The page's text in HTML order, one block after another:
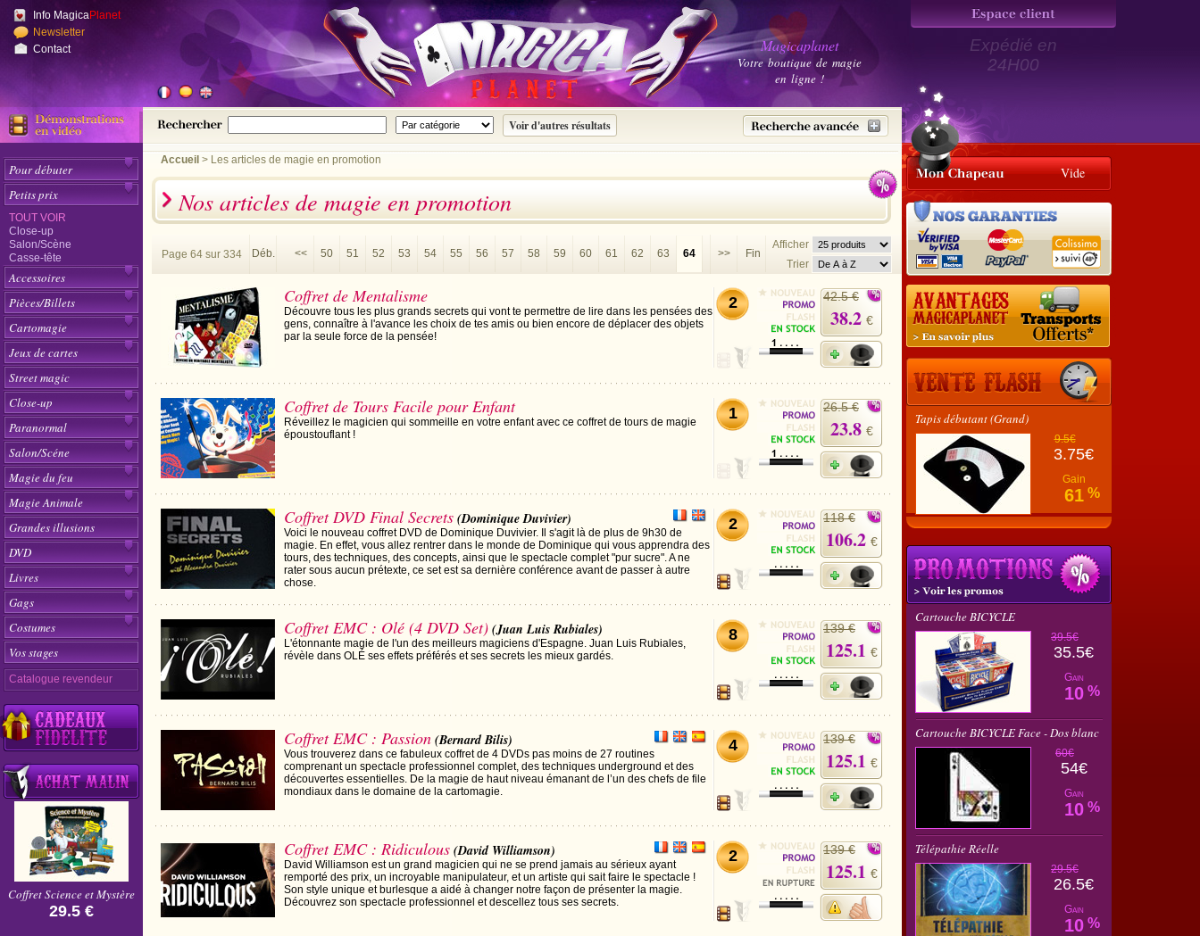
Expédié en
24H00
Info MagicaPlanet
Newsletter
Contact
Magicaplanet
Votre boutique de magie
en ligne !
Pour débuter
Petits prix
TOUT VOIR
Close-up
Salon/Scène
Casse-tête
Accessoires
Pièces/Billets
Cartomagie
Jeux de cartes
Street magic
Close-up
Paranormal
Salon/Scéne
Magie du feu
Magie Animale
Grandes illusions
DVD
Livres
Gags
Costumes
Vos stages
Catalogue revendeur
Coffret Science et Mystère
29.5 €
Accueil > Les articles de magie en promotion
Nos articles de magie en promotion
Page 64 sur 334 Déb. << 50 51 52 53 54 55 56 57 58 59 60 61 62 63 64 >> Fin
Afficher
Trier
Coffret de Mentalisme
Découvre tous les plus grands secrets qui vont te permettre de lire dans les pensées des
gens, connaître à l'avance les choix de tes amis ou bien encore de déplacer des objets
par la seule force de la pensée!
2 42.5 €
38.2 €
Coffret de Tours Facile pour Enfant
Réveillez le magicien qui sommeille en votre enfant avec ce coffret de tours de magie
époustouflant !
1 26.5 €
23.8 €
Coffret DVD Final Secrets (Dominique Duvivier)
Voici le nouveau coffret DVD de Dominique Duvivier. Il s'agit là de plus de 9h30 de
magie. En effet, vous allez rentrer dans le monde de Dominique qui vous apprendra des
tours, des techniques, des concepts, ainsi que le spectacle complet "pur sucre". A ne
rater sous aucun prétexte, ce set est sa dernière conférence avant de passer à autre
chose.
2 118 €
106.2 €
Coffret EMC : Olé (4 DVD Set) (Juan Luis Rubiales)
L'étonnante magie de l'un des meilleurs magiciens d'Espagne. Juan Luis Rubiales,
révèle dans OLÉ ses effets préférés et ses secrets les mieux gardés.
8 139 €
125.1 €
Coffret EMC : Passion (Bernard Bilis)
Vous trouverez dans ce fabuleux coffret de 4 DVDs pas moins de 27 routines
comprenant un spectacle professionnel complet, des techniques underground et des
découvertes essentielles. De la magie de haut niveau émanant de l’un des chefs de file
mondiaux dans le domaine de la cartomagie.
4 139 €
125.1 €
Coffret EMC : Ridiculous (David Williamson)
David Williamson est un grand magicien qui ne se prend jamais au sérieux ayant
remporté des prix, un incroyable manipulateur, et un artiste qui sait faire le spectacle !
Son style unique et burlesque a aidé à changer notre façon de présenter la magie.
Découvrez son spectacle professionnel et descellez tous ses secrets.
2 139 €
125.1 €
Vide
Tapis débutant (Grand)
9.5€
3.75€
Gain
61 %
Cartouche BICYCLE
39.5€
35.5€
Gain
10 %
Cartouche BICYCLE Face - Dos blanc
60€
54€
Gain
10 %
Télépathie Réelle
29.5€
26.5€
Gain
10 %